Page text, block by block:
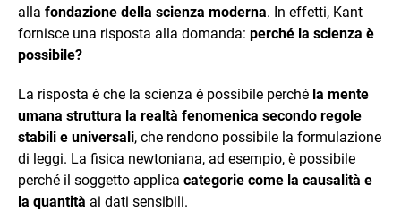
alla fondazione della scienza moderna. In effetti, Kant
fornisce una risposta alla domanda: perché la scienza è
possibile?
La risposta è che la scienza è possibile perché la mente
umana struttura la realtà fenomenica secondo regole
stabili e universali, che rendono possibile la formulazione
di leggi. La fisica newtoniana, ad esempio, è possibile
perché il soggetto applica categorie come la causalità e
la quantità ai dati sensibili.